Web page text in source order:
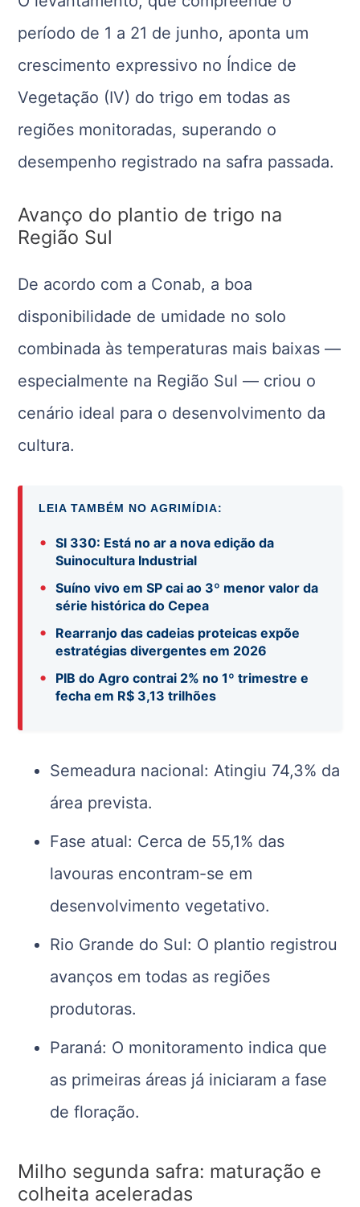
período de 1 a 21 de junho, aponta um
crescimento expressivo no Índice de
Vegetação (IV) do trigo em todas as
regiões monitoradas, superando o
desempenho registrado na safra passada.
Avanço do plantio de trigo na
Região Sul
De acordo com a Conab, a boa
disponibilidade de umidade no solo
combinada às temperaturas mais baixas —
especialmente na Região Sul — criou o
cenário ideal para o desenvolvimento da
cultura.
LEIA TAMBÉM NO AGRIMÍDIA:
•
SI 330: Está no ar a nova edição da
Suinocultura Industrial
•
Suíno vivo em SP cai ao 3º menor valor da
série histórica do Cepea
•
Rearranjo das cadeias proteicas expõe
estratégias divergentes em 2026
•
PIB do Agro contrai 2% no 1º trimestre e
fecha em R$ 3,13 trilhões
Semeadura nacional: Atingiu 74,3% da
área prevista.
Fase atual: Cerca de 55,1% das
lavouras encontram-se em
desenvolvimento vegetativo.
Rio Grande do Sul: O plantio registrou
avanços em todas as regiões
produtoras.
Paraná: O monitoramento indica que
as primeiras áreas já iniciaram a fase
de floração.
Milho segunda safra: maturação e
colheita aceleradas